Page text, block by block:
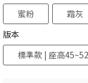
蜜粉
霜灰
版本
標準款 | 座高